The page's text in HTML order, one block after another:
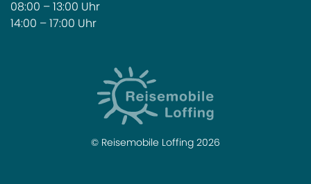
08:00 – 13:00 Uhr
14:00 – 17:00 Uhr
© Reisemobile Loffing 2026